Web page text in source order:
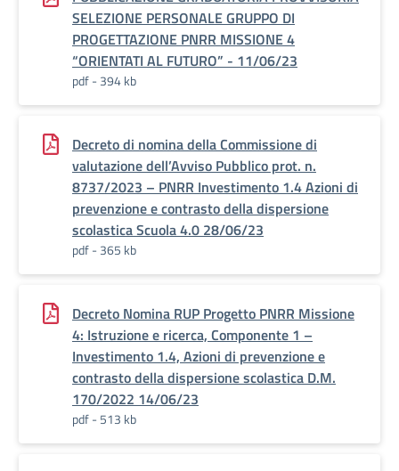
SELEZIONE PERSONALE GRUPPO DI
PROGETTAZIONE PNRR MISSIONE 4
“ORIENTATI AL FUTURO” - 11/06/23
pdf - 394 kb
Decreto di nomina della Commissione di
valutazione dell’Avviso Pubblico prot. n.
8737/2023 – PNRR Investimento 1.4 Azioni di
prevenzione e contrasto della dispersione
scolastica Scuola 4.0 28/06/23
pdf - 365 kb
Decreto Nomina RUP Progetto PNRR Missione
4: Istruzione e ricerca, Componente 1 –
Investimento 1.4, Azioni di prevenzione e
contrasto della dispersione scolastica D.M.
170/2022 14/06/23
pdf - 513 kb